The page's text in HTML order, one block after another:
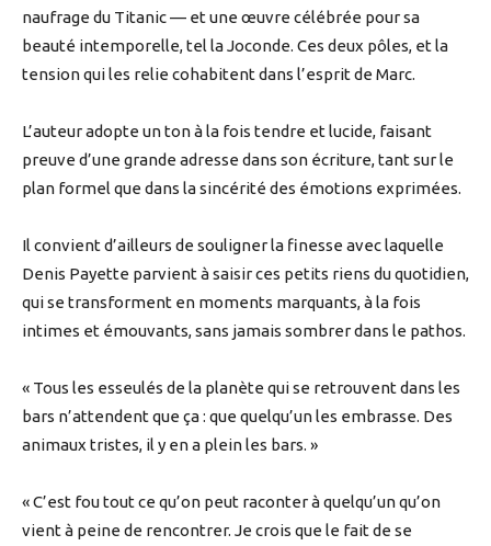
naufrage du Titanic — et une œuvre célébrée pour sa
beauté intemporelle, tel la Joconde. Ces deux pôles, et la
tension qui les relie cohabitent dans l’esprit de Marc.
L’auteur adopte un ton à la fois tendre et lucide, faisant
preuve d’une grande adresse dans son écriture, tant sur le
plan formel que dans la sincérité des émotions exprimées.
Il convient d’ailleurs de souligner la finesse avec laquelle
Denis Payette parvient à saisir ces petits riens du quotidien,
qui se transforment en moments marquants, à la fois
intimes et émouvants, sans jamais sombrer dans le pathos.
« Tous les esseulés de la planète qui se retrouvent dans les
bars n’attendent que ça : que quelqu’un les embrasse. Des
animaux tristes, il y en a plein les bars. »
« C’est fou tout ce qu’on peut raconter à quelqu’un qu’on
vient à peine de rencontrer. Je crois que le fait de se